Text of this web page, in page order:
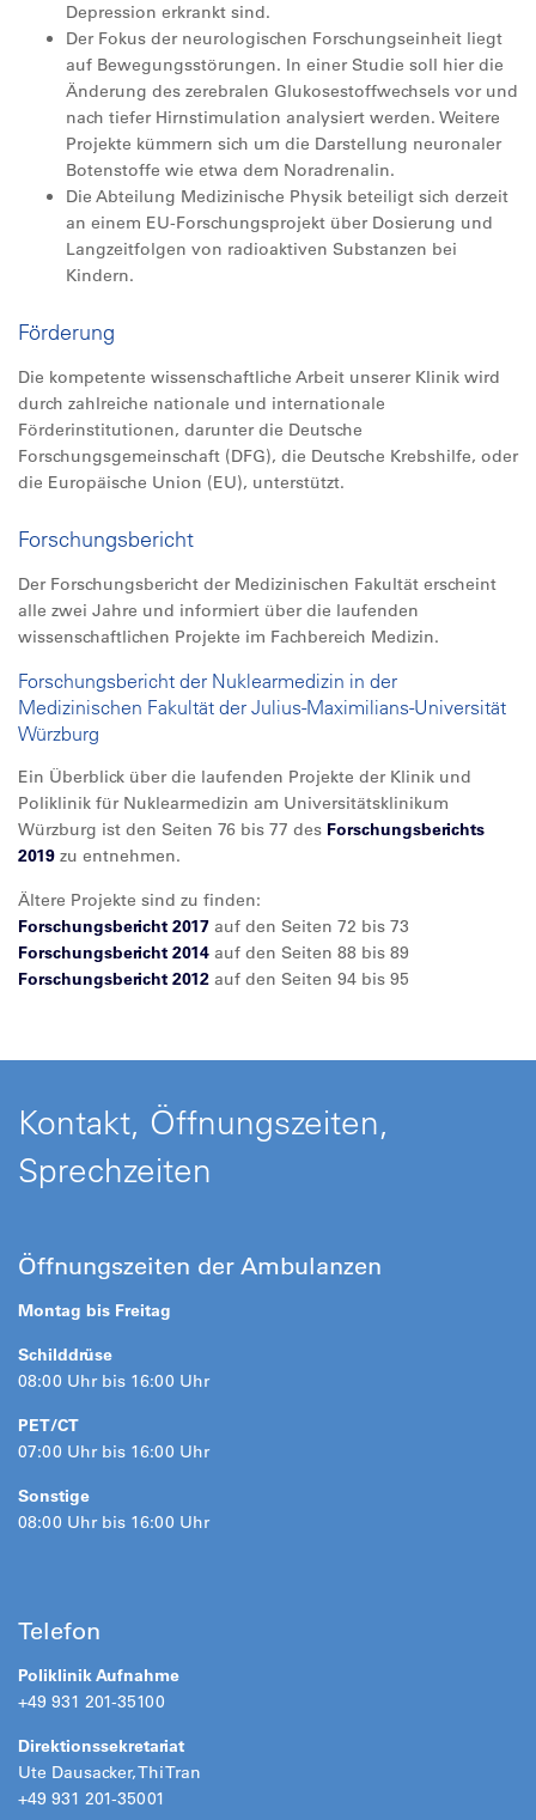
Depression erkrankt sind.
Der Fokus der neurologischen Forschungseinheit liegt
auf Bewegungsstörungen. In einer Studie soll hier die
Änderung des zerebralen Glukosestoffwechsels vor und
nach tiefer Hirnstimulation analysiert werden. Weitere
Projekte kümmern sich um die Darstellung neuronaler
Botenstoffe wie etwa dem Noradrenalin.
Die Abteilung Medizinische Physik beteiligt sich derzeit
an einem EU-Forschungsprojekt über Dosierung und
Langzeitfolgen von radioaktiven Substanzen bei
Kindern.
Förderung
Die kompetente wissenschaftliche Arbeit unserer Klinik wird
durch zahlreiche nationale und internationale
Förderinstitutionen, darunter die Deutsche
Forschungsgemeinschaft (DFG), die Deutsche Krebshilfe, oder
die Europäische Union (EU), unterstützt.
Forschungsbericht
Der Forschungsbericht der Medizinischen Fakultät erscheint
alle zwei Jahre und informiert über die laufenden
wissenschaftlichen Projekte im Fachbereich Medizin.
Forschungsbericht der Nuklearmedizin in der
Medizinischen Fakultät der Julius-Maximilians-Universität
Würzburg
Ein Überblick über die laufenden Projekte der Klinik und
Poliklinik für Nuklearmedizin am Universitätsklinikum
Würzburg ist den Seiten 76 bis 77 des Forschungsberichts
2019 zu entnehmen.
Ältere Projekte sind zu finden:
Forschungsbericht 2017 auf den Seiten 72 bis 73
Forschungsbericht 2014 auf den Seiten 88 bis 89
Forschungsbericht 2012 auf den Seiten 94 bis 95
Kontakt, Öffnungszeiten,
Sprechzeiten
Öffnungszeiten der Ambulanzen
Montag bis Freitag
Schilddrüse
08:00 Uhr bis 16:00 Uhr
PET/CT
07:00 Uhr bis 16:00 Uhr
Sonstige
08:00 Uhr bis 16:00 Uhr
Telefon
Poliklinik Aufnahme
+49 931 201-35100
Direktionssekretariat
Ute Dausacker, Thi Tran
+49 931 201-35001